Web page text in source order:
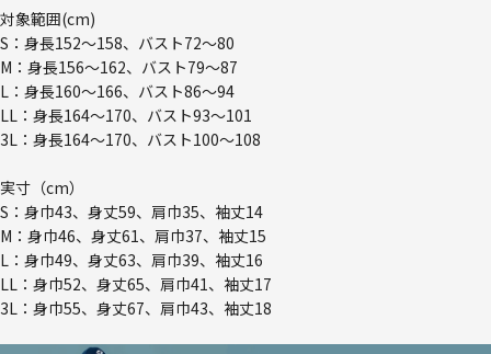
対象範囲(cm)
S：身長152～158、バスト72～80
M：身長156～162、バスト79～87
L：身長160～166、バスト86～94
LL：身長164～170、バスト93～101
3L：身長164～170、バスト100～108
実寸（cm）
S：身巾43、身丈59、肩巾35、袖丈14
M：身巾46、身丈61、肩巾37、袖丈15
L：身巾49、身丈63、肩巾39、袖丈16
LL：身巾52、身丈65、肩巾41、袖丈17
3L：身巾55、身丈67、肩巾43、袖丈18